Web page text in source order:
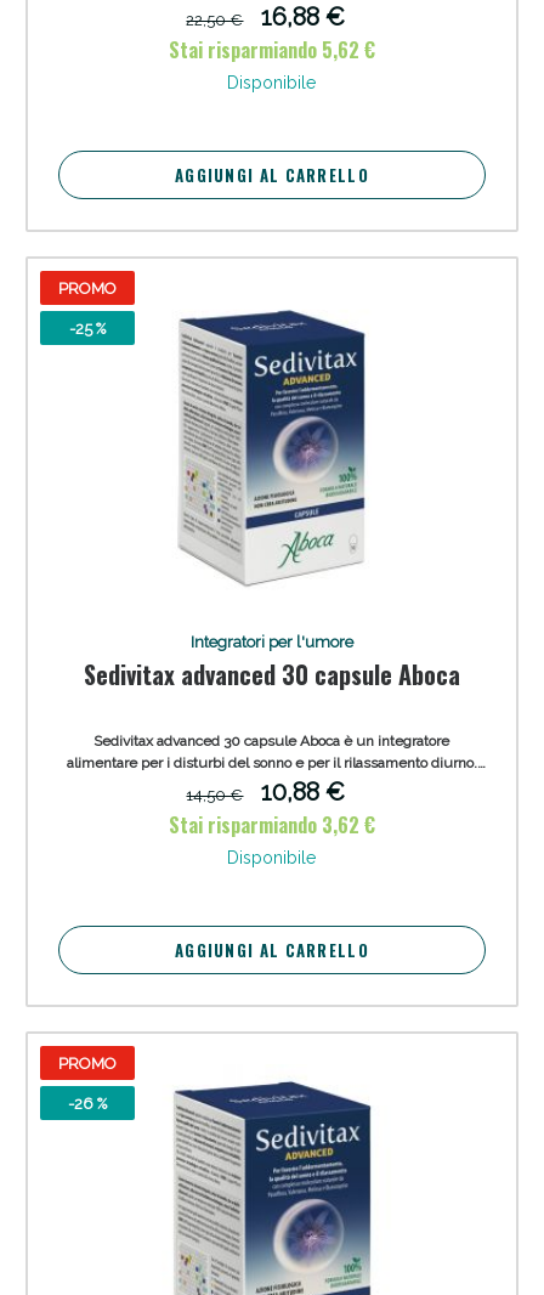
22,50 €
16,88 €
Stai risparmiando 5,62 €
Disponibile
AGGIUNGI AL CARRELLO
PROMO
-25 %
Integratori per l'umore
Sedivitax advanced 30 capsule Aboca
Sedivitax advanced 30 capsule Aboca è un integratore
alimentare per i disturbi del sonno e per il rilassamento diurno.
Gli estratti contenuti nel prodotto sono ottenuti attraverso un
esclusivo processo tecnologico estrattivo, chiamato LPME
(Liquid-Phase Microextraction).
14,50 €
10,88 €
Stai risparmiando 3,62 €
Disponibile
AGGIUNGI AL CARRELLO
PROMO
-26 %